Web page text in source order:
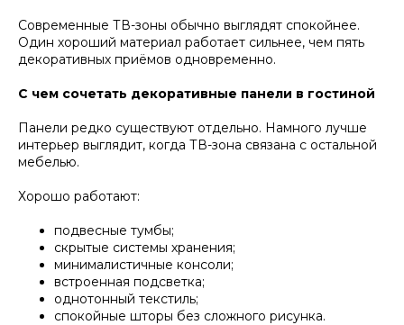
Современные ТВ-зоны обычно выглядят спокойнее.
Один хороший материал работает сильнее, чем пять
декоративных приёмов одновременно.
С чем сочетать декоративные панели в гостиной
Панели редко существуют отдельно. Намного лучше
интерьер выглядит, когда ТВ-зона связана с остальной
мебелью.
Хорошо работают:
подвесные тумбы;
скрытые системы хранения;
минималистичные консоли;
встроенная подсветка;
однотонный текстиль;
спокойные шторы без сложного рисунка.